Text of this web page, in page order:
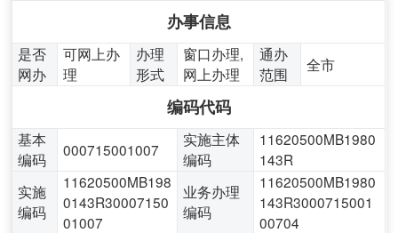
办事信息
是否
网办
可网上办
理
办理
形式
窗口办理,
网上办理
通办
范围
全市
编码代码
基本
编码
000715001007
实施主体
编码
11620500MB1980
143R
实施
编码
11620500MB198
0143R30007150
01007
业务办理
编码
11620500MB1980
143R3000715001
00704